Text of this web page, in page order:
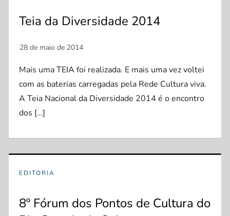
Teia da Diversidade 2014
Mais uma TEIA foi realizada. E mais uma vez voltei
com as baterias carregadas pela Rede Cultura viva.
A Teia Nacional da Diversidade 2014 é o encontro
dos […]
EDITORIA
8º Fórum dos Pontos de Cultura do